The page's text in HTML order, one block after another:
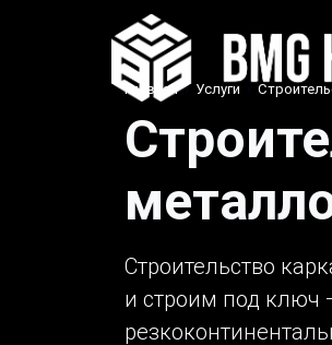
Главная › Услуги ›
Строительство
и строим под ключ